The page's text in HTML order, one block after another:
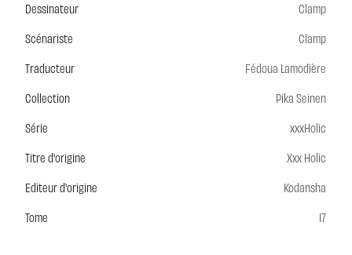
Dessinateur
Clamp
Scénariste
Clamp
Traducteur
Fédoua Lamodière
Collection
Pika Seinen
Série
xxxHolic
Titre d'origine
Xxx Holic
Editeur d'origine
Kodansha
Tome
17